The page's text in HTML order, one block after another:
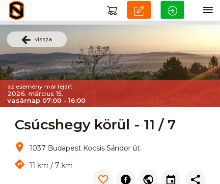
vissza
az esemény már lejárt
2026. március 15.
vasárnap 07:00 - 16:00
Csúcshegy körül - 11 / 7
1037 Budapest Kocsis Sándor út
11 km / 7 km